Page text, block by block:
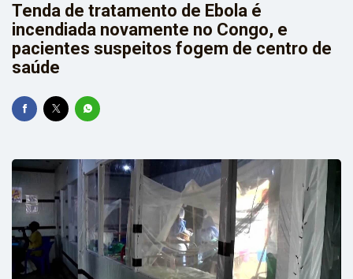
Tenda de tratamento de Ebola é
incendiada novamente no Congo, e
pacientes suspeitos fogem de centro de
saúde